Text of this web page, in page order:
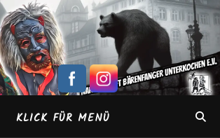
KLICK FÜR MENÜ